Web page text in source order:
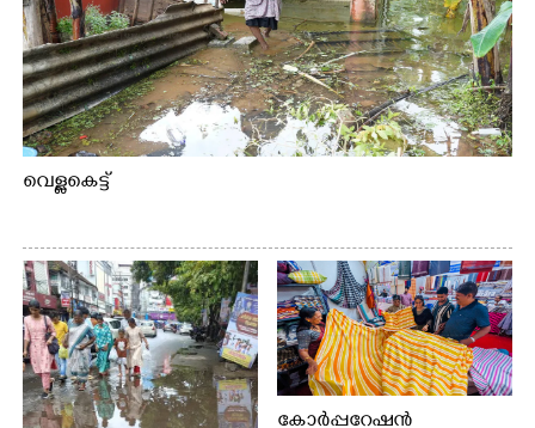
വെള്ളകെട്ട്
കോർപ്പറേഷൻ